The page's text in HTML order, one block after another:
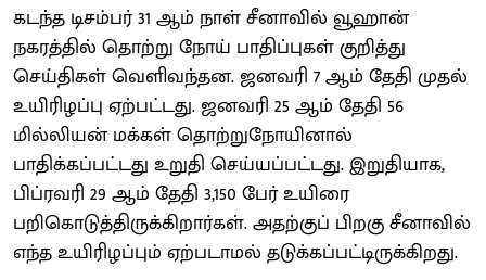
கடந்த டிசம்பர் 31 ஆம் நாள் சீனாவில் வூஹான்
நகரத்தில் தொற்று நோய் பாதிப்புகள் குறித்து
செய்திகள் வெளிவந்தன. ஜனவரி 7 ஆம் தேதி முதல்
உயிரிழப்பு ஏற்பட்டது. ஜனவரி 25 ஆம் தேதி 56
மில்லியன் மக்கள் தொற்றுநோயினால்
பாதிக்கப்பட்டது உறுதி செய்யப்பட்டது. இறுதியாக,
பிப்ரவரி 29 ஆம் தேதி 3,150 பேர் உயிரை
பறிகொடுத்திருக்கிறார்கள். அதற்குப் பிறகு சீனாவில்
எந்த உயிரிழப்பும் ஏற்படாமல் தடுக்கப்பட்டிருக்கிறது.